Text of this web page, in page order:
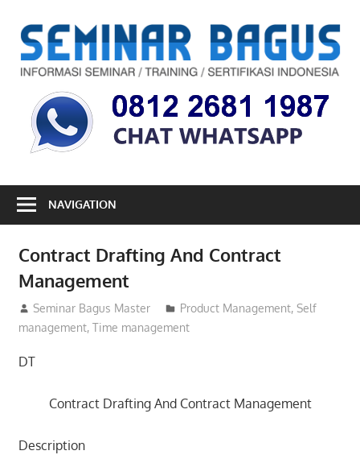
content
Informasi
Seminar,
Training
dan
Indonesia
NAVIGATION
Contract Drafting And Contract
Management
07/09/2012
Seminar Bagus Master Product Management,Self
management, Time management
DT
Contract Drafting And Contract Management
Description